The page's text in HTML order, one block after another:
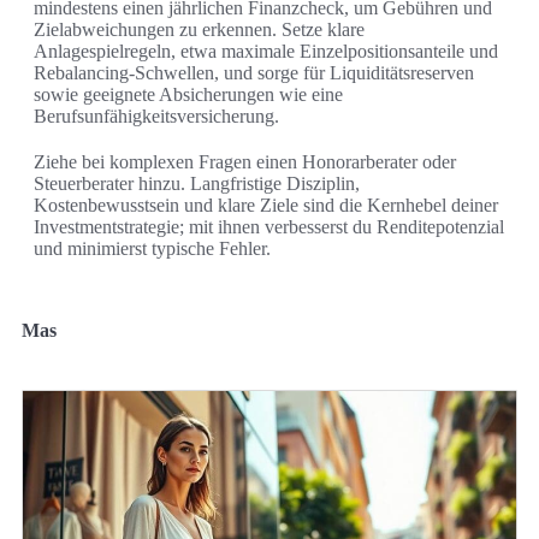
mindestens einen jährlichen Finanzcheck, um Gebühren und
Zielabweichungen zu erkennen. Setze klare
Anlagespielregeln, etwa maximale Einzelpositionsanteile und
Rebalancing-Schwellen, und sorge für Liquiditätsreserven
sowie geeignete Absicherungen wie eine
Berufsunfähigkeitsversicherung.
Ziehe bei komplexen Fragen einen Honorarberater oder
Steuerberater hinzu. Langfristige Disziplin,
Kostenbewusstsein und klare Ziele sind die Kernhebel deiner
Investmentstrategie; mit ihnen verbesserst du Renditepotenzial
und minimierst typische Fehler.
Mas